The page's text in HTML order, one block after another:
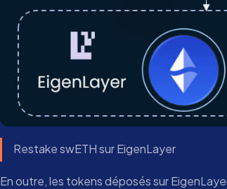
Restake swETH sur EigenLayer
En outre, les tokens déposés sur